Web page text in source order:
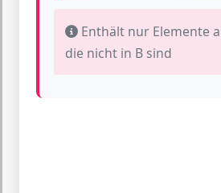
Enthält nur Elemente
die nicht in B sind